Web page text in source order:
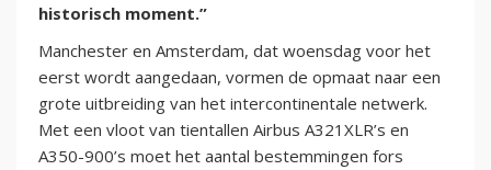
historisch moment.”
Manchester en Amsterdam, dat woensdag voor het
eerst wordt aangedaan, vormen de opmaat naar een
grote uitbreiding van het intercontinentale netwerk.
Met een vloot van tientallen Airbus A321XLR’s en
A350-900’s moet het aantal bestemmingen fors